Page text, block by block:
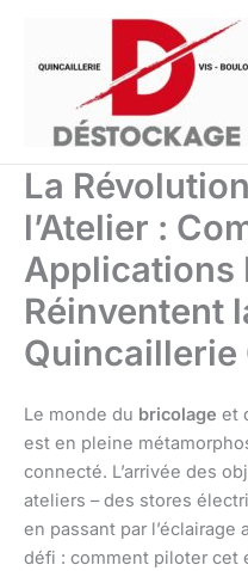
contenu
La
l’Atelier :
Applications
Réinventent
Quincaillerie
Le monde du bricolage et
est en pleine
connecté. L’arrivée des
ateliers – des stores
en passant par l’éclairage
défi : comment piloter cet